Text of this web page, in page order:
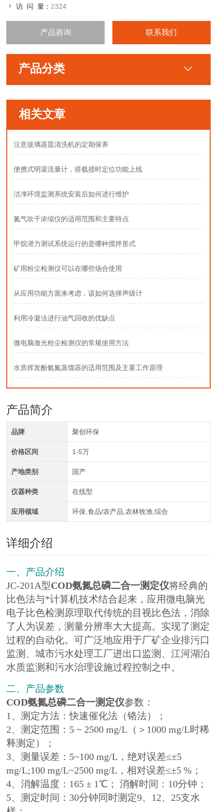
访 问 量： 2324
产品咨询 联系我们
产品分类
相关文章
注意玻璃器皿清洗机的定期保养
便携式明渠流量计，搭载授时定位功能上线
洁净环境监测系统安装后如何进行维护
氮气吹干浓缩仪的适用范围和主要特点
甲烷潜力测试系统运行的是哪种搅拌形式
矿用粉尘检测仪可以在哪些场合使用
从应用功能方面来考虑，该如何选择声级计
利用冷凝法进行油气回收的优缺点
微电脑激光粉尘检测仪的常规使用方法
水质挥发酚氨氮蒸馏器的适用范围及主要工作原理
产品简介
品牌 聚创环保
价格区间 1-5万
产地类别 国产
仪器种类 在线型
应用领域 环保,食品/农产品,农林牧渔,综合
详细介绍
一、产品介绍
JC-201A型COD氨氮总磷二合一测定仪将经典的
比色法与*计算机技术结合起来，应用微电脑光
电子比色检测原理取代传统的目视比色法，消除
了人为误差，测量分辨率大大提高。实现了测定
过程的自动化。可广泛地应用于厂矿企业排污口
监测、城市污水处理工厂进出口监测、江河湖泊
水质监测和污水治理设施过程控制之中。
二、产品参数
COD氨氮总磷二合一测定仪参数：
1、测定方法：快速催化法（铬法）；
2、测定范围：5 ~ 2500 mg/L（＞1000 mg/L时稀
释测定）；
3、测量误差：5~100 mg/L，绝对误差≤±5
mg/L;100 mg/L~2500 mg/L，相对误差≤±5 %；
4、消解温度：165 ± 1℃； 消解时间：10分钟；
5、测定时间：30分钟同时测定9、12、25支水